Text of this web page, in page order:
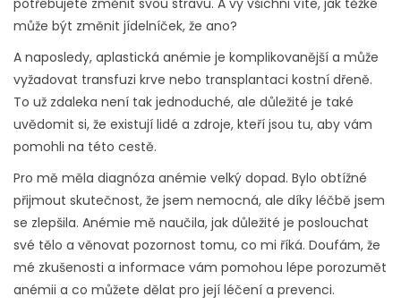
potřebujete změnit svou stravu. A vy všichni víte, jak těžké
může být změnit jídelníček, že ano?
A naposledy, aplastická anémie je komplikovanější a může
vyžadovat transfuzi krve nebo transplantaci kostní dřeně.
To už zdaleka není tak jednoduché, ale důležité je také
uvědomit si, že existují lidé a zdroje, kteří jsou tu, aby vám
pomohli na této cestě.
Pro mě měla diagnóza anémie velký dopad. Bylo obtížné
přijmout skutečnost, že jsem nemocná, ale díky léčbě jsem
se zlepšila. Anémie mě naučila, jak důležité je poslouchat
své tělo a věnovat pozornost tomu, co mi říká. Doufám, že
mé zkušenosti a informace vám pomohou lépe porozumět
anémii a co můžete dělat pro její léčení a prevenci.